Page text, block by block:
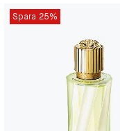
Spara 25%